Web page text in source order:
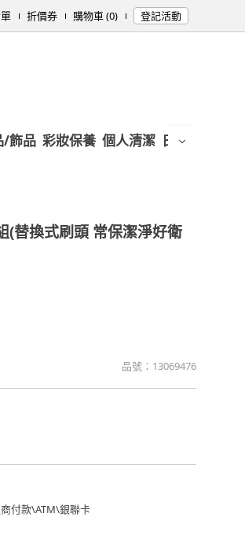
折價券 購物車 (0) 登記活動
/飾品 彩妝保養 個人清潔 日用/紙品
(替換式刷頭 常保潔淨好衛
品號： 13069476
付款\ATM\銀聯卡